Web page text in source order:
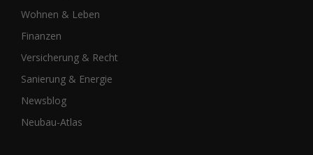
Wohnen & Leben
Finanzen
Versicherung & Recht
Sanierung & Energie
Newsblog
Neubau-Atlas